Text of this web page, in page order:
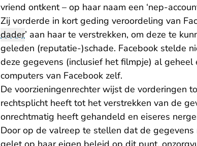
vriend ontkent – op haar naam een ‘nep-
Zij vorderde in kort geding veroordeling van
dader’ aan haar te verstrekken, om deze te
geleden (reputatie-)schade. Facebook stelde
deze gegevens (inclusief het filmpje) al
computers van Facebook zelf.
De voorzieningenrechter wijst de vorderingen
rechtsplicht heeft tot het verstrekken van de
onrechtmatig heeft gehandeld en eiseres
Door op de valreep te stellen dat de